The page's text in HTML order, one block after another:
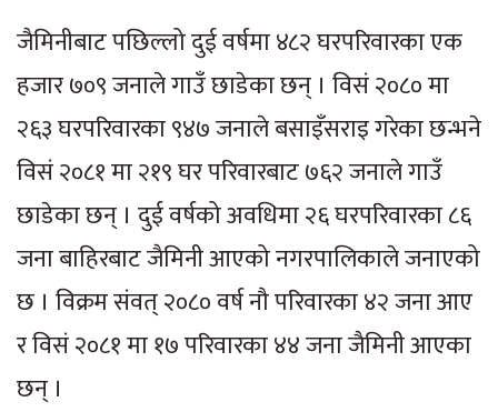
जैमिनीबाट पछिल्लो दुई वर्षमा ४८२ घरपरिवारका एक
हजार ७०९ जनाले गाउँ छाडेका छन् । विसं २०८० मा
२६३ घरपरिवारका ९४७ जनाले बसाइँसराइ गरेका छन्भने
विसं २०८१ मा २१९ घर परिवारबाट ७६२ जनाले गाउँ
छाडेका छन् । दुई वर्षको अवधिमा २६ घरपरिवारका ८६
जना बाहिरबाट जैमिनी आएको नगरपालिकाले जनाएको
छ । विक्रम संवत् २०८० वर्ष नौ परिवारका ४२ जना आए
र विसं २०८१ मा १७ परिवारका ४४ जना जैमिनी आएका
छन् ।